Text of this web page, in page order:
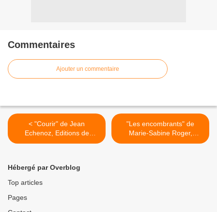
Commentaires
Ajouter un commentaire
< "Courir" de Jean
Echenoz, Editions de
Minuit, 2008 (F)
"Les encombrants" de
Marie-Sabine Roger,
Thierry Magnier, 2007 (F) >
Hébergé par Overblog
Top articles
Pages